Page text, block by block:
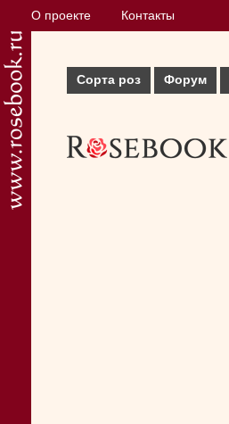
О проекте Контакты
Сорта роз Форум